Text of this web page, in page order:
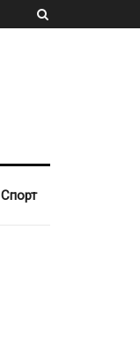
Спорт